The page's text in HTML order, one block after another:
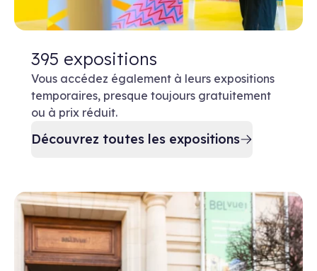
395 expositions
Vous accédez également à leurs expositions
temporaires, presque toujours gratuitement
ou à prix réduit.
Découvrez toutes les expositions